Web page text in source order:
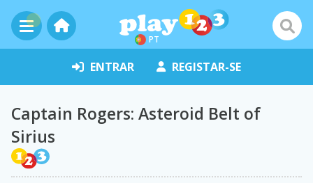
PT
ENTRAR REGISTAR-SE
Captain Rogers: Asteroid Belt of
Sirius